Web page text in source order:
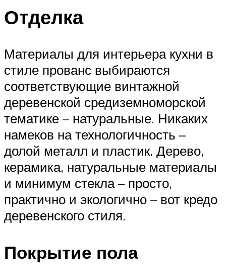
Отделка
Материалы для интерьера кухни в
стиле прованс выбираются
соответствующие винтажной
деревенской средиземноморской
тематике – натуральные. Никаких
намеков на технологичность –
долой металл и пластик. Дерево,
керамика, натуральные материалы
и минимум стекла – просто,
практично и экологично – вот кредо
деревенского стиля.
Покрытие пола